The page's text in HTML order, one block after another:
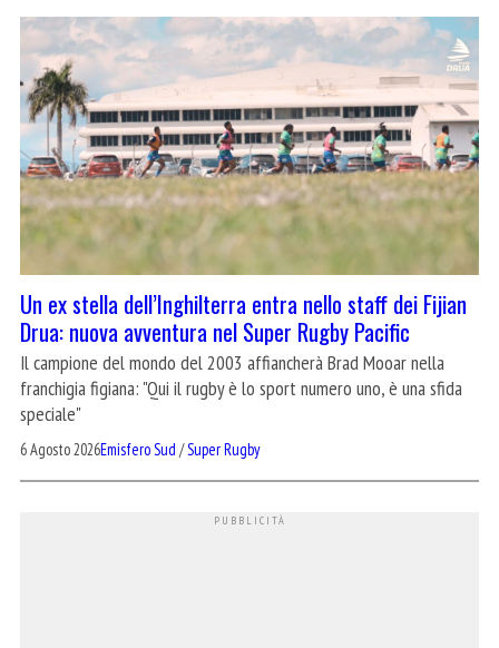
Un ex stella dell’Inghilterra entra nello staff dei Fijian
Drua: nuova avventura nel Super Rugby Pacific
Il campione del mondo del 2003 affiancherà Brad Mooar nella
franchigia figiana: "Qui il rugby è lo sport numero uno, è una sfida
speciale"
6 Agosto 2026Emisfero Sud /Super Rugby